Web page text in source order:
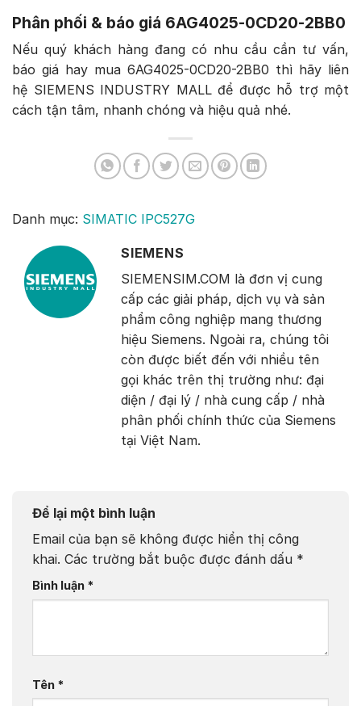
Phân phối & báo giá 6AG4025-0CD20-2BB0
Nếu quý khách hàng đang có nhu cầu cần tư vấn,
báo giá hay mua 6AG4025-0CD20-2BB0 thì hãy liên
hệ SIEMENS INDUSTRY MALL để được hỗ trợ một
cách tận tâm, nhanh chóng và hiệu quả nhé.
Danh mục: SIMATIC IPC527G
SIEMENS
SIEMENSIM.COM là đơn vị cung
cấp các giải pháp, dịch vụ và sản
phẩm công nghiệp mang thương
hiệu Siemens. Ngoài ra, chúng tôi
còn được biết đến với nhiều tên
gọi khác trên thị trường như: đại
diện / đại lý / nhà cung cấp / nhà
phân phối chính thức của Siemens
tại Việt Nam.
Để lại một bình luận
Email của bạn sẽ không được hiển thị công
khai. Các trường bắt buộc được đánh dấu *
Bình luận *
Tên *